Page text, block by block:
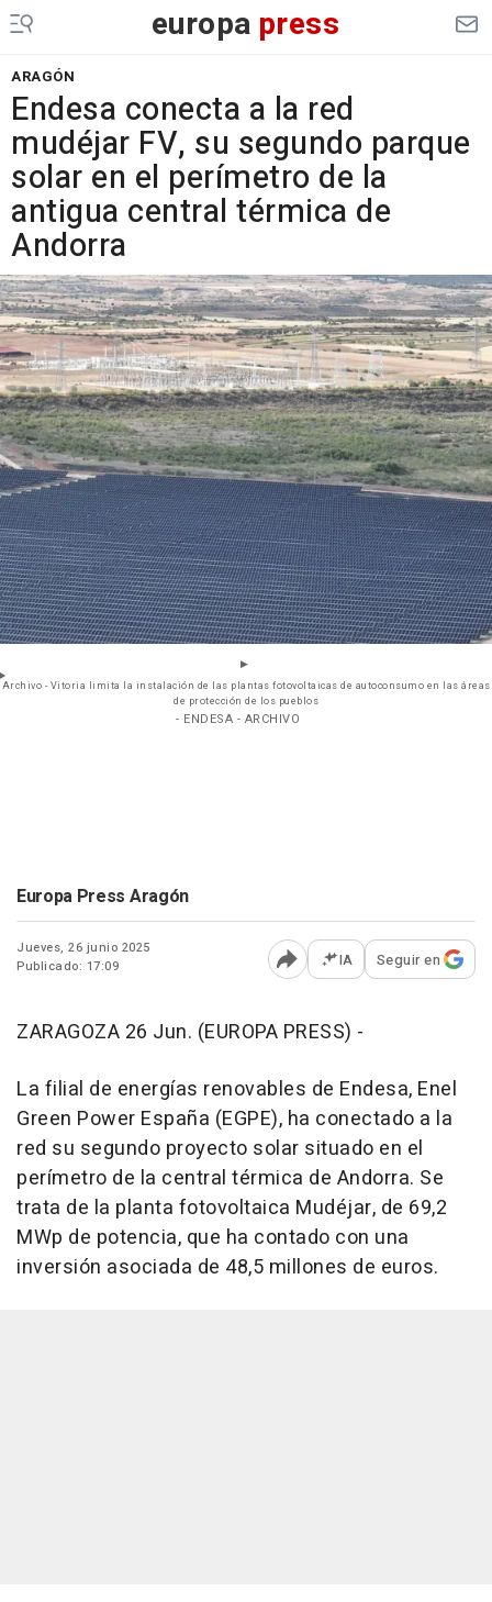
europa press
ARAGÓN
Endesa conecta a la red
mudéjar FV, su segundo parque
solar en el perímetro de la
antigua central térmica de
Andorra
Archivo - Vitoria limita la instalación de las plantas fotovoltaicas de autoconsumo en las áreas
de protección de los pueblos
- ENDESA - ARCHIVO
Europa Press Aragón
Jueves, 26 junio 2025
Publicado: 17:09
Abrir opciones para
IA Seguir en
ZARAGOZA 26 Jun. (EUROPA PRESS) -
La filial de energías renovables de Endesa, Enel
Green Power España (EGPE), ha conectado a la
red su segundo proyecto solar situado en el
perímetro de la central térmica de Andorra. Se
trata de la planta fotovoltaica Mudéjar, de 69,2
MWp de potencia, que ha contado con una
inversión asociada de 48,5 millones de euros.